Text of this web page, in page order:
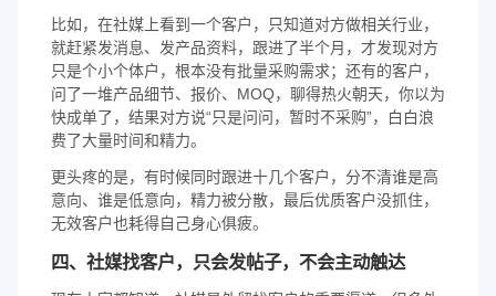
比如，在社媒上看到一个客户，只知道对方做相关行业，
就赶紧发消息、发产品资料，跟进了半个月，才发现对方
只是个小个体户，根本没有批量采购需求；还有的客户，
问了一堆产品细节、报价、MOQ，聊得热火朝天，你以为
快成单了，结果对方说“只是问问，暂时不采购”，白白浪
费了大量时间和精力。
更头疼的是，有时候同时跟进十几个客户，分不清谁是高
意向、谁是低意向，精力被分散，最后优质客户没抓住，
无效客户也耗得自己身心俱疲。
四、社媒找客户，只会发帖子，不会主动触达